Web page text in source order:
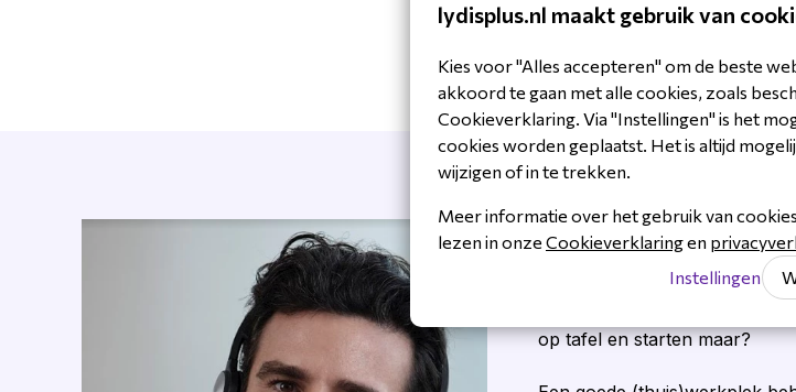
Maar wat is nu
Maar wat is hybride werken
het zo? Is het niet een
op tafel en starten maar?
lydisplus.nl maakt gebruik van
Kies voor "Alles accepteren" om de beste
akkoord te gaan met alle cookies, zoals
Cookieverklaring. Via "Instellingen" is het
cookies worden geplaatst. Het is altijd
wijzigen of in te trekken.
Meer informatie over het gebruik van
lezen in onze Cookieverklaringen
Instellingen